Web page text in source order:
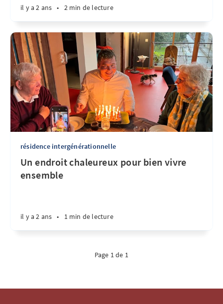
il y a 2 ans • 2 min de lecture
résidence intergénérationnelle
Un endroit chaleureux pour bien vivre
ensemble
il y a 2 ans • 1 min de lecture
Page 1 de 1